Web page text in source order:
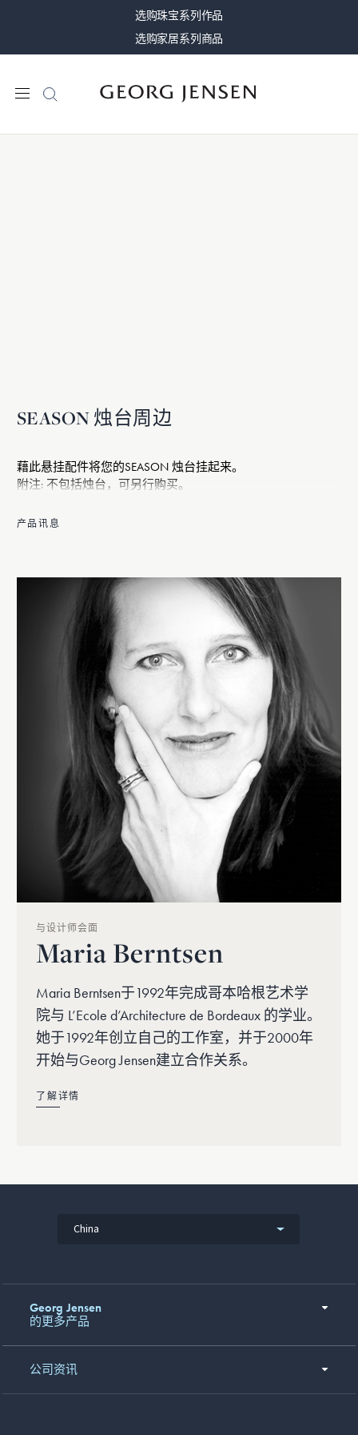
选购珠宝系列作品
选购家居系列商品
SEASON 烛台周边
藉此悬挂配件将您的SEASON 烛台挂起来。
附注: 不包括烛台，可另行购买。
产品讯息
与设计师会面
Maria Berntsen
Maria Berntsen于1992年完成哥本哈根艺术学
院与 L’Ecole d’Architecture de Bordeaux 的学业。
她于1992年创立自己的工作室，并于2000年
开始与Georg Jensen建立合作关系。
了解详情
China
Georg Jensen
的更多产品
公司资讯